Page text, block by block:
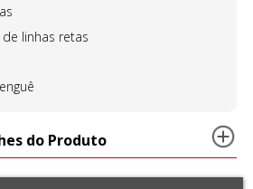
linhas retas
do Produto